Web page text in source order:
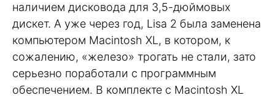
наличием дисковода для 3,5-дюймовых
дискет. А уже через год, Lisa 2 была заменена
компьютером Macintosh XL, в котором, к
сожалению, «железо» трогать не стали, зато
серьезно поработали с программным
обеспечением. В комплекте с Macintosh XL